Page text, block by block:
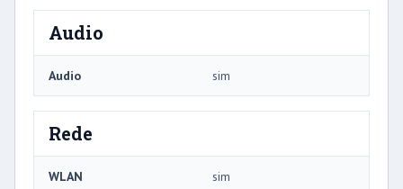
Audio
Audio sim
Rede
WLAN sim